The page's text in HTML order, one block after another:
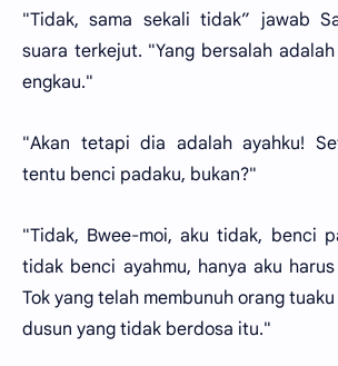
"Tidak, sama sekali tidak” jawab
suara terkejut. "Yang bersalah adalah
engkau."
"Akan tetapi dia adalah ayahku!
tentu benci padaku, bukan?"
"Tidak, Bwee-moi, aku tidak, benci
tidak benci ayahmu, hanya aku
Tok yang telah membunuh orang
dusun yang tidak berdosa itu."